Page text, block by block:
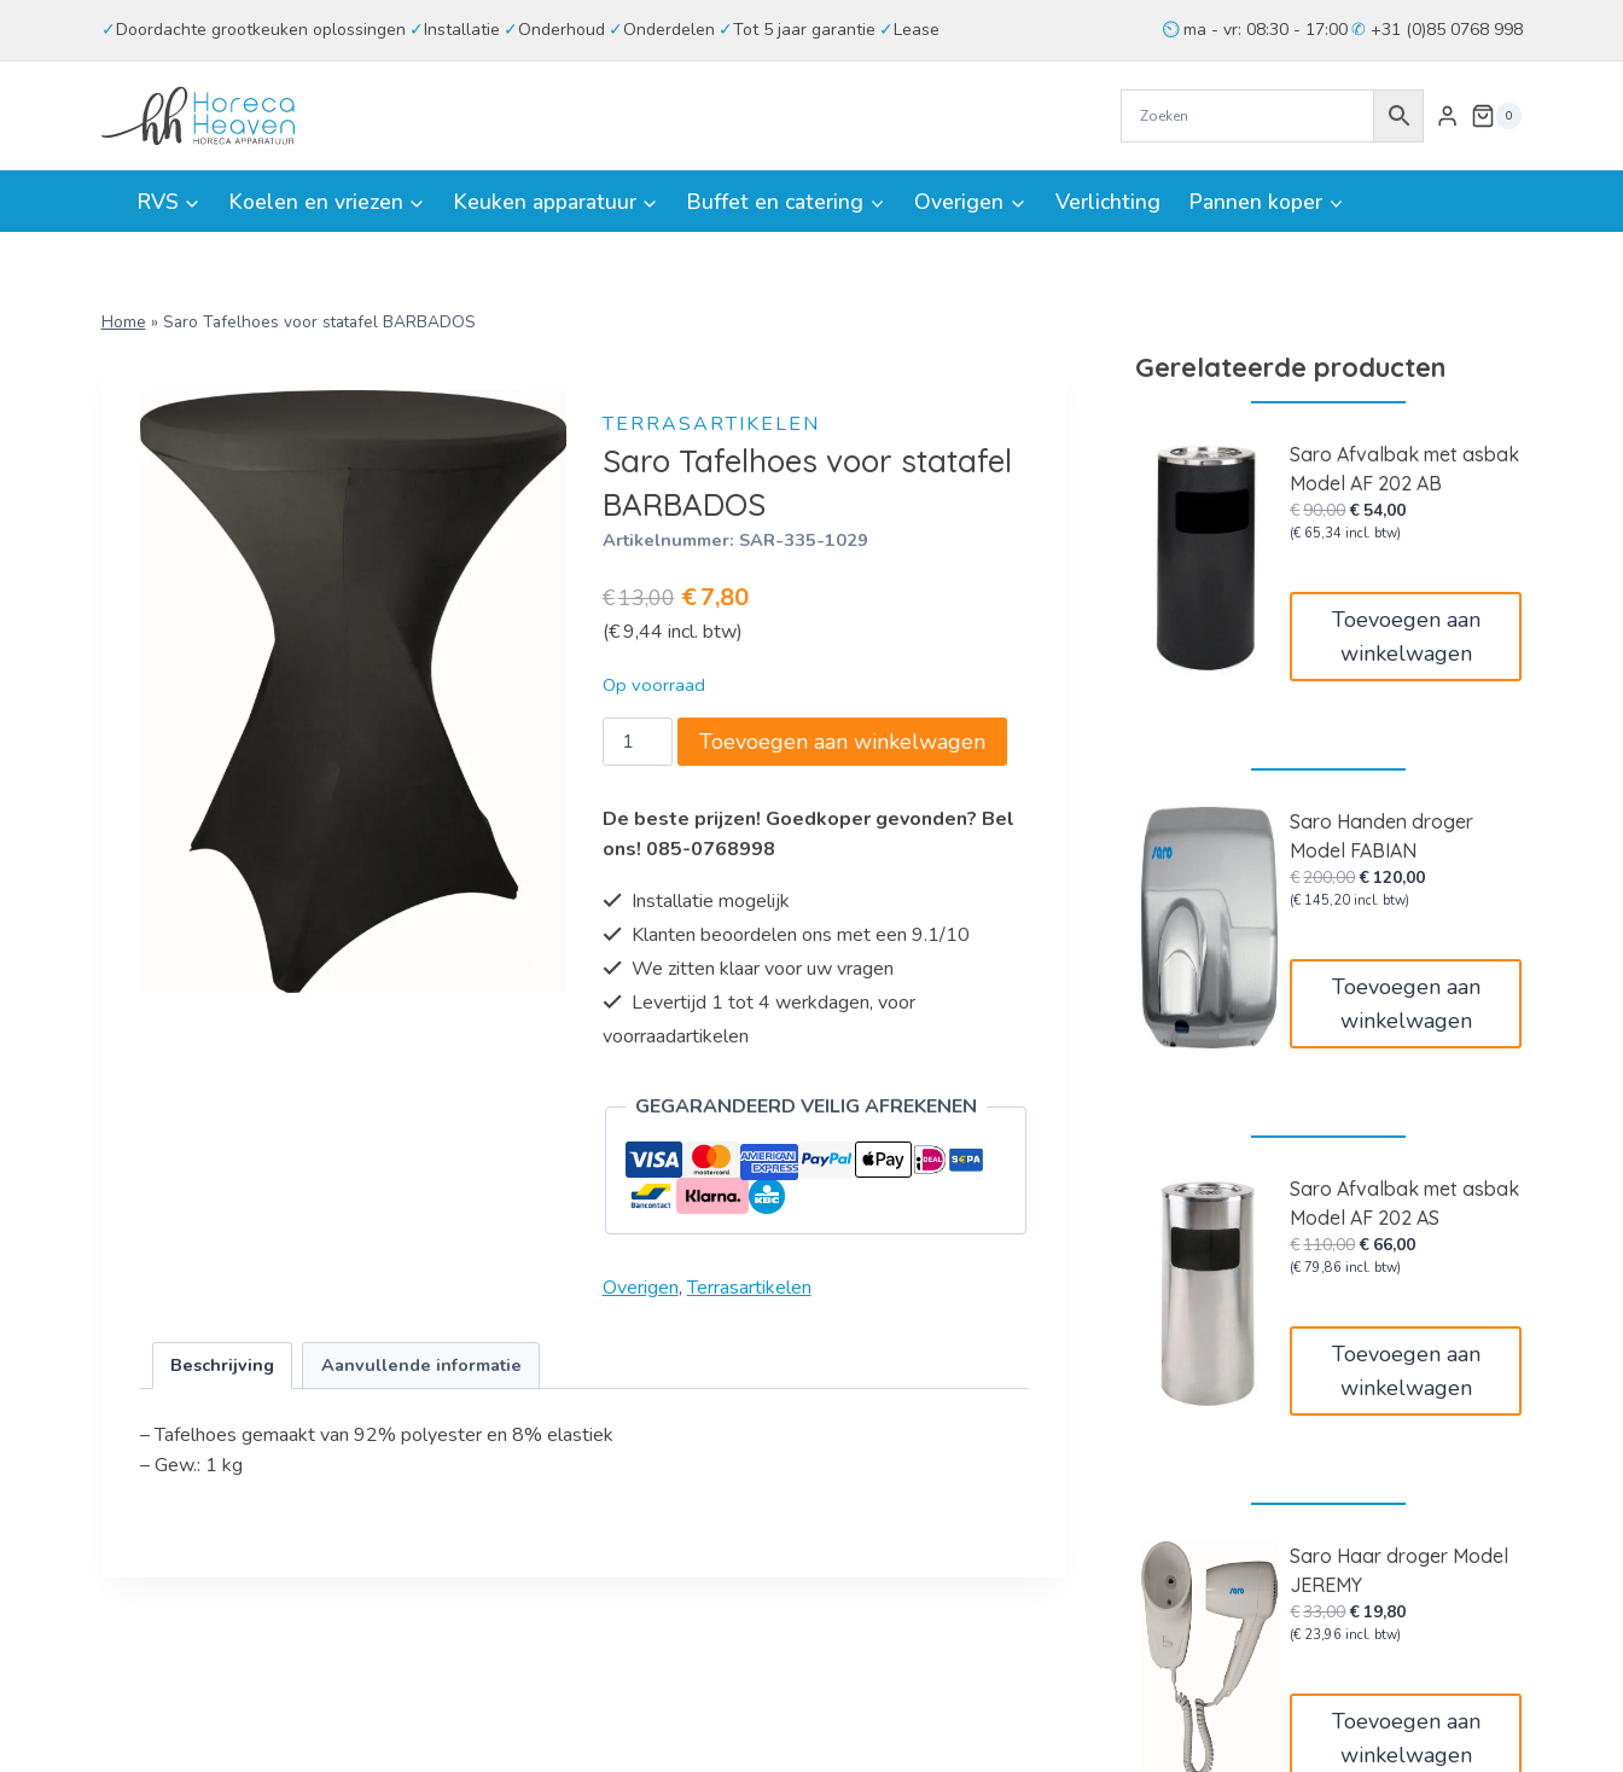
Doordachte grootkeuken oplossingen Installatie Onderhoud Onderdelen Tot 5 jaar garantie Lease ma - vr: 08:30 - 17:00 +31 (0)85 0768 998
0
RVS Koelen en vriezen Keuken apparatuur Buffet en catering Overigen Verlichting Pannen koper
Home » Saro Tafelhoes voor statafel BARBADOS
TERRASARTIKELEN
Saro Tafelhoes voor statafel
BARBADOS
Artikelnummer: SAR-335-1029
€13,00 Oorspronkelijke
prijs
was:
€13,00.
€7,80Huidige
€7,80.
(€9,44 incl. btw)
Op voorraad
Saro
Tafelhoes
statafel
BARBADOS
Toevoegen aan winkelwagen
De beste prijzen! Goedkoper gevonden? Bel
ons! 085-0768998
Installatie mogelijk
Klanten beoordelen ons met een 9.1/10
We zitten klaar voor uw vragen
Levertijd 1 tot 4 werkdagen, voor
voorraadartikelen
GEGARANDEERD VEILIG AFREKENEN
Overigen,Terrasartikelen
Beschrijving Aanvullende informatie
– Tafelhoes gemaakt van 92% polyester en 8% elastiek
– Gew.: 1 kg
Gerelateerde producten
Saro Afvalbak met asbak
Model AF 202 AB
€90,00Oorspronkelijke
prijs
€ 54,00Huidige
(€ 65,34 incl. btw)
Toevoegen aan
winkelwagen
Saro Handen droger
Model FABIAN
€200,00Oorspronkelijke
prijs
€ 120,00Huidige
(€ 145,20 incl. btw)
Toevoegen aan
winkelwagen
Saro Afvalbak met asbak
Model AF 202 AS
€110,00Oorspronkelijke
prijs
€ 66,00Huidige
(€ 79,86 incl. btw)
Toevoegen aan
winkelwagen
Saro Haar droger Model
JEREMY
€33,00Oorspronkelijke
prijs
€ 19,80Huidige
(€ 23,96 incl. btw)
Toevoegen aan
winkelwagen